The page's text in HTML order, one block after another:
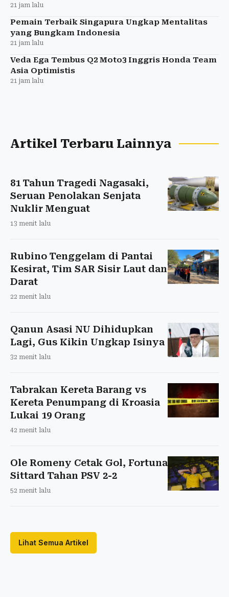
21 jam lalu
Pemain Terbaik Singapura Ungkap Mentalitas
yang Bungkam Indonesia
21 jam lalu
Veda Ega Tembus Q2 Moto3 Inggris Honda Team
Asia Optimistis
21 jam lalu
Artikel Terbaru Lainnya
81 Tahun Tragedi Nagasaki,
Seruan Penolakan Senjata
Nuklir Menguat
13 menit lalu
Rubino Tenggelam di Pantai
Kesirat, Tim SAR Sisir Laut dan
Darat
22 menit lalu
Qanun Asasi NU Dihidupkan
Lagi, Gus Kikin Ungkap Isinya
32 menit lalu
Tabrakan Kereta Barang vs
Kereta Penumpang di Kroasia
Lukai 19 Orang
42 menit lalu
Ole Romeny Cetak Gol, Fortuna
Sittard Tahan PSV 2-2
52 menit lalu
Lihat Semua Artikel